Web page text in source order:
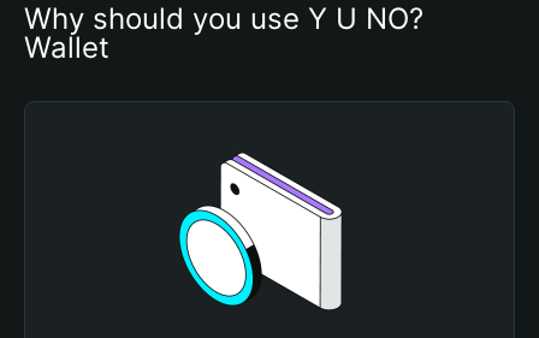
Why should you use Y U NO?
Wallet